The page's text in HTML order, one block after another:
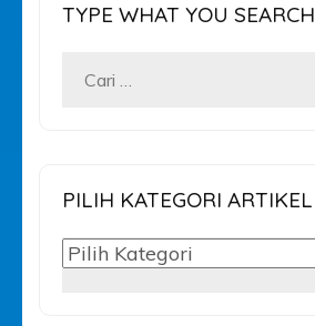
TYPE WHAT YOU SEARCH
Cari
PILIH KATEGORI ARTIKEL
PILIH